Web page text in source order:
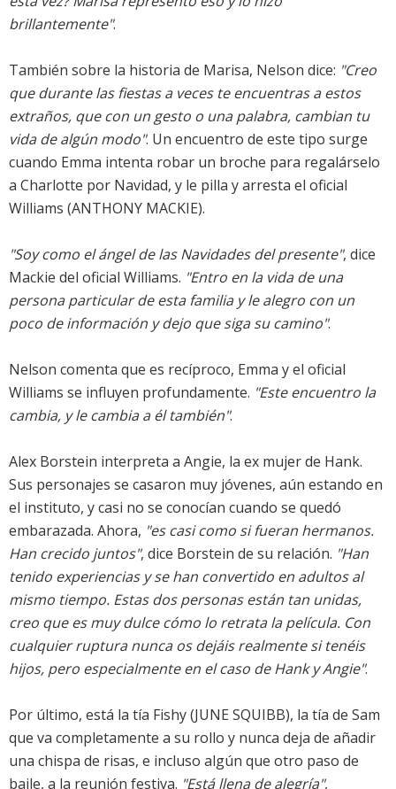
brillantemente".
También sobre la historia de Marisa, Nelson dice: "Creo
que durante las fiestas a veces te encuentras a estos
extraños, que con un gesto o una palabra, cambian tu
vida de algún modo". Un encuentro de este tipo surge
cuando Emma intenta robar un broche para regalárselo
a Charlotte por Navidad, y le pilla y arresta el oficial
Williams (ANTHONY MACKIE).
"Soy como el ángel de las Navidades del presente", dice
Mackie del oficial Williams. "Entro en la vida de una
persona particular de esta familia y le alegro con un
poco de información y dejo que siga su camino".
Nelson comenta que es recíproco, Emma y el oficial
Williams se influyen profundamente. "Este encuentro la
cambia, y le cambia a él también".
Alex Borstein interpreta a Angie, la ex mujer de Hank.
Sus personajes se casaron muy jóvenes, aún estando en
el instituto, y casi no se conocían cuando se quedó
embarazada. Ahora, "es casi como si fueran hermanos.
Han crecido juntos", dice Borstein de su relación. "Han
tenido experiencias y se han convertido en adultos al
mismo tiempo. Estas dos personas están tan unidas,
creo que es muy dulce cómo lo retrata la película. Con
cualquier ruptura nunca os dejáis realmente si tenéis
hijos, pero especialmente en el caso de Hank y Angie".
Por último, está la tía Fishy (JUNE SQUIBB), la tía de Sam
que va completamente a su rollo y nunca deja de añadir
una chispa de risas, e incluso algún que otro paso de
baile, a la reunión festiva. "Está llena de alegría",